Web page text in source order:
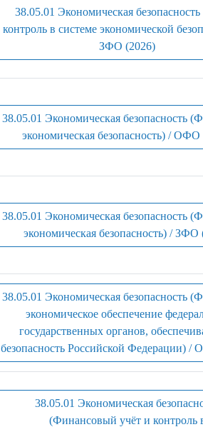
38.05.01 Экономическая
контроль в системе экономической
ЗФО (2026)
38.05.01 Экономическая безопасность
экономическая безопасность) / ОФО
38.05.01 Экономическая безопасность
экономическая безопасность) / ЗФО
38.05.01 Экономическая безопасность
экономическое обеспечение
государственных органов,
безопасность Российской Федерации) /
38.05.01 Экономическая
(Финансовый учёт и контроль